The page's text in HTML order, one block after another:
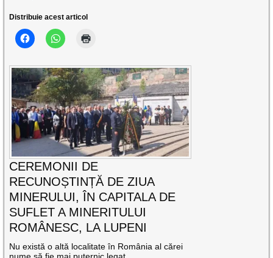
Distribuie acest articol
CEREMONII DE
RECUNOȘTINȚĂ DE ZIUA
MINERULUI, ÎN CAPITALA DE
SUFLET A MINERITULUI
ROMÂNESC, LA LUPENI
Nu există o altă localitate în România al cărei